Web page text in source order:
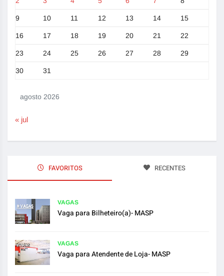
agosto 2026
9 10 11 12 13 14 15
16 17 18 19 20 21 22
23 24 25 26 27 28 29
30 31
« jul
FAVORITOS RECENTES
VAGAS
Vaga para Bilheteiro(a)- MASP
VAGAS
Vaga para Atendente de Loja- MASP